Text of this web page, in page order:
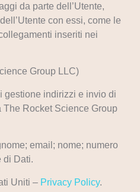
da parte dell’Utente,
con essi, come le
inseriti nei
Group LLC)
gestione indirizzi e invio di
Rocket Science Group
email; nome; numero
di Dati.
Uniti – Privacy Policy.